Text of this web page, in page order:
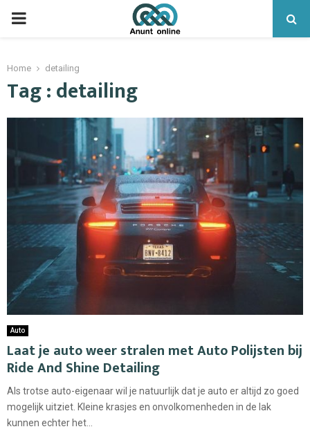
PRIMARY
Home detailing
Tag : detailing
Auto
Laat je auto weer stralen met Auto Polijsten bij
Ride And Shine Detailing
Als trotse auto-eigenaar wil je natuurlijk dat je auto er altijd zo goed
mogelijk uitziet. Kleine krasjes en onvolkomenheden in de lak
kunnen echter het...